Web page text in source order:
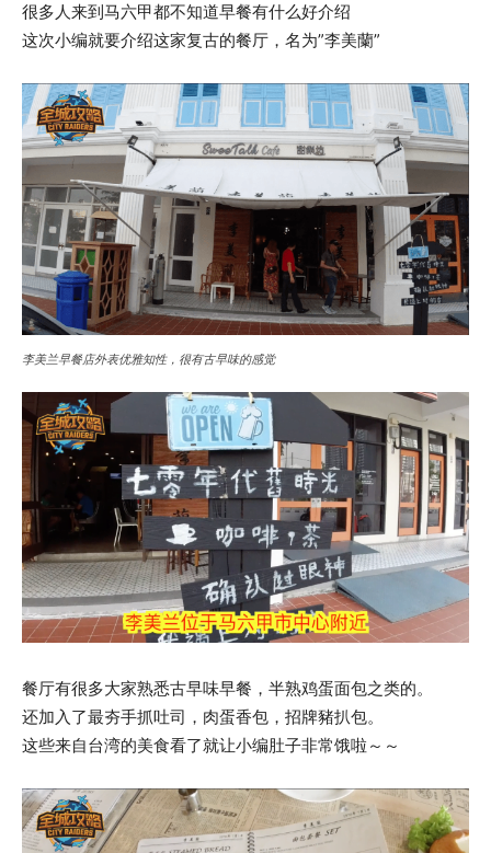
很多人来到马六甲都不知道早餐有什么好介绍
这次小编就要介绍这家复古的餐厅，名为”李美蘭”
李美兰早餐店外表优雅知性，很有古早味的感觉
餐厅有很多大家熟悉古早味早餐，半熟鸡蛋面包之类的。
还加入了最夯手抓吐司，肉蛋香包，招牌豬扒包。
这些来自台湾的美食看了就让小编肚子非常饿啦～～